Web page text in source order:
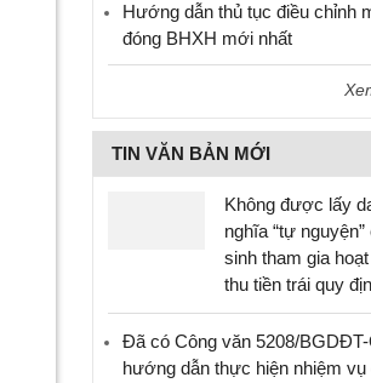
Hướng dẫn thủ tục điều chỉnh
đóng BHXH mới nhất
TIN VĂN BẢN MỚI
Không được lấy
nghĩa “tự nguyện”
sinh tham gia
thu tiền trái quy
Đã có Công văn 5208/
hướng dẫn thực hiện nhiệm vụ